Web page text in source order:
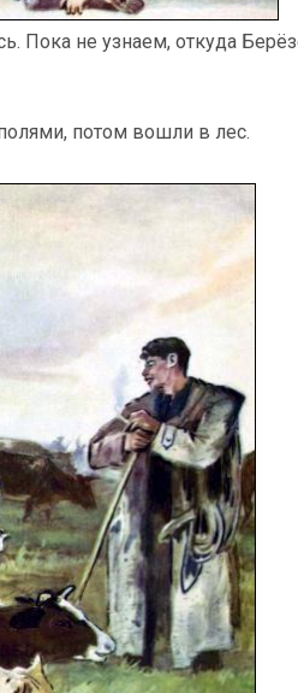
Пока не узнаем, откуда
потом вошли в лес.